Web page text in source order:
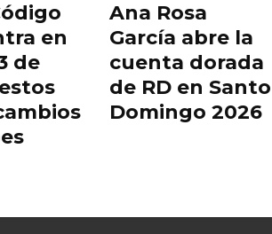
en
de
Ana Rosa
García abre la
cuenta dorada
de RD en Santo
Domingo 2026